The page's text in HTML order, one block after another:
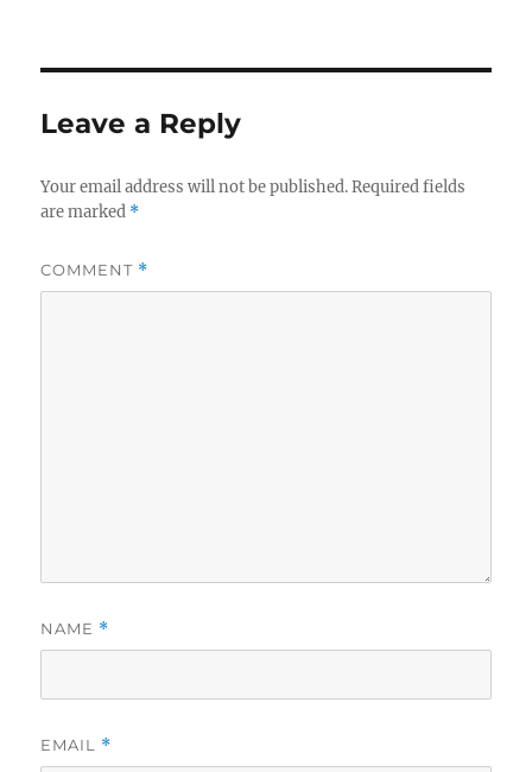
Leave a Reply
Your email address will not be published. Required fields
are marked *
COMMENT *
NAME *
EMAIL *